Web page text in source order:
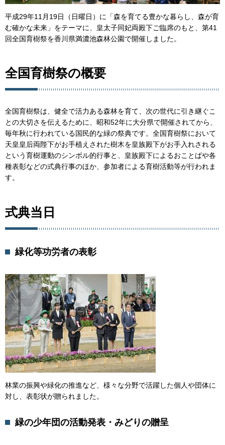
平成29年11月19日（日曜日）に「森を育てる豊かな暮らし、森が育
む確かな未来」をテーマに、皇太子同妃両殿下ご臨席のもと、第41
回全国育樹祭を香川県満濃池森林公園で開催しました。
全国育樹祭の概要
全国育樹祭は、健全で活力ある森林を育て、次の世代に引き継ぐこ
との大切さを伝えるために、昭和52年に大分県で開催されてから、
毎年秋に行われている国民的な緑の祭典です。全国育樹祭において
天皇皇后両陛下がお手植えされた樹木を皇族殿下がお手入れされる
という育樹運動のシンボル的行事と、皇族殿下によるおことばや各
種表彰などの式典行事のほか、参加者による育樹活動等が行われま
す。
式典当日
緑化等功労者の表彰
林業の振興や緑化の推進など、様々な分野で活躍した個人や団体に
対し、表彰状が贈られました。
緑の少年団の活動発表・みどりの贈呈